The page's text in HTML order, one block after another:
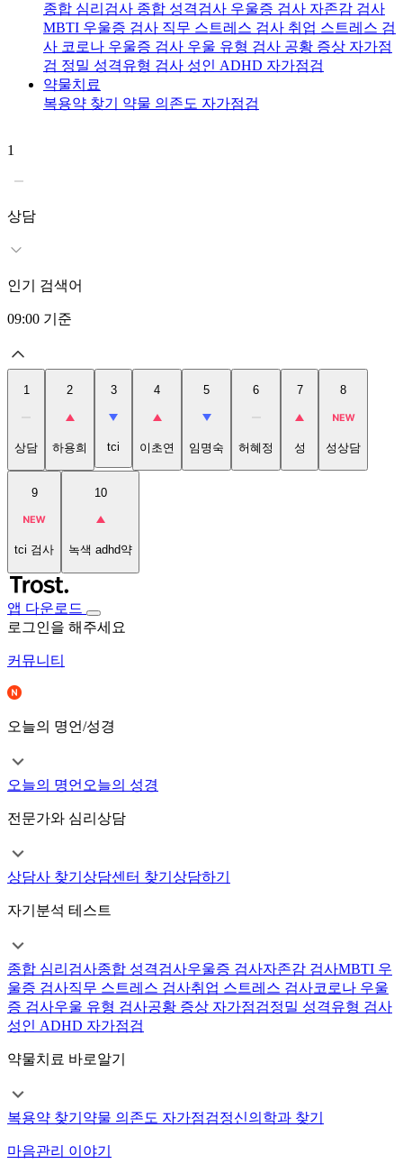
종합 심리검사 종합 성격검사 우울증 검사 자존감 검사
MBTI 우울증 검사 직무 스트레스 검사 취업 스트레스 검
사 코로나 우울증 검사 우울 유형 검사 공황 증상 자가점
검 정밀 성격유형 검사 성인 ADHD 자가점검
약물치료
복용약 찾기 약물 의존도 자가점검
1
상담
인기 검색어
09:00 기준
1
상담
2
하용희
3
tci
4
이초연
5
임명숙
6
허혜정
7
성
8
성상담
9
tci 검사
10
녹색 adhd약
앱 다운로드
로그인을 해주세요
커뮤니티
오늘의 명언/성경
오늘의 명언 오늘의 성경
전문가와 심리상담
상담사 찾기 상담센터 찾기 상담하기
자기분석 테스트
종합 심리검사종합 성격검사우울증 검사자존감 검사MBTI 우
울증 검사직무 스트레스 검사취업 스트레스 검사코로나 우울
증 검사우울 유형 검사공황 증상 자가점검정밀 성격유형 검사
성인 ADHD 자가점검
약물치료 바로알기
복용약 찾기 약물 의존도 자가점검정신의학과 찾기
마음관리 이야기